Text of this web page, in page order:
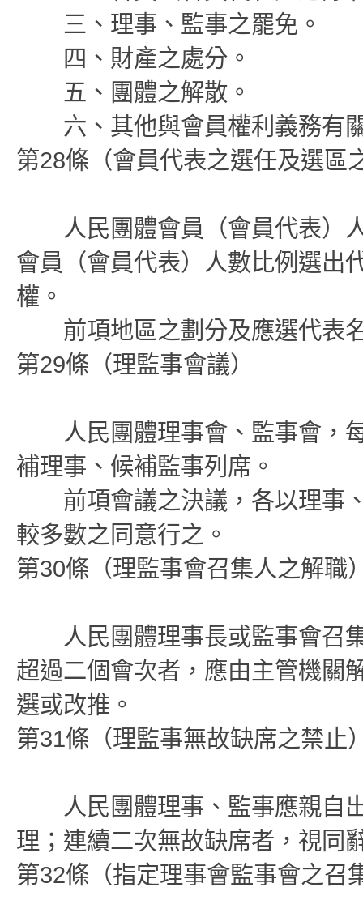
三、理事、監事之罷免。
四、財產之處分。
五、團體之解散。
六、其他與會員權利義務有
第28條（會員代表之選任及選區
人民團體會員（會員代表）人
會員（會員代表）人數比例選出
權。
前項地區之劃分及應選代表
第29條（理監事會議）
人民團體理事會、監事會，每
補理事、候補監事列席。
前項會議之決議，各以理事、
較多數之同意行之。
第30條（理監事會召集人之解職
人民團體理事長或監事會召集
超過二個會次者，應由主管機關
選或改推。
第31條（理監事無故缺席之禁止
人民團體理事、監事應親自出
理；連續二次無故缺席者，視同
第32條（指定理事會監事會之召